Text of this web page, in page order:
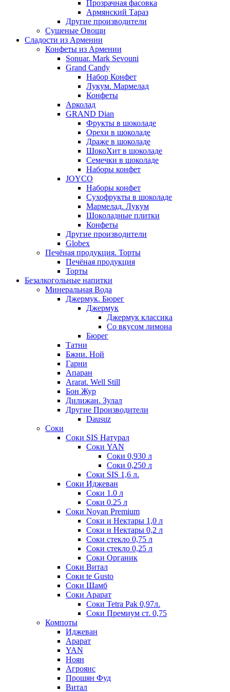
Прозрачная фасовка
Армянский Тараз
Другие производители
Сушеные Овощи
Сладости из Армении
Конфеты из Армении
Sonuar. Mark Sevouni
Grand Candy
Набор Конфет
Лукум. Мармелад
Конфеты
Арколад
GRAND Dian
Фрукты в шоколаде
Орехи в шоколаде
Драже в шоколаде
ШокоХит в шоколаде
Семечки в шоколаде
Наборы конфет
JOYCO
Наборы конфет
Сухофрукты в шоколаде
Мармелад. Лукум
Шоколадные плитки
Конфеты
Другие производители
Globex
Печёная продукция. Торты
Печёная продукция
Торты
Безалкогольные напитки
Минеральная Вода
Джермук. Бюрег
Джермук
Джермук классика
Со вкусом лимона
Бюрег
Татни
Бжни. Ной
Гарни
Апаран
Ararat. Well Still
Бон Жур
Дилижан. Зулал
Другие Производители
Dausuz
Соки
Соки SIS Натурал
Соки YAN
Соки 0,930 л
Соки 0,250 л
Соки SIS 1,6 л.
Соки Иджеван
Соки 1.0 л
Соки 0.25 л
Соки Noyan Premium
Соки и Нектары 1,0 л
Соки и Нектары 0,2 л
Соки стекло 0,75 л
Соки стекло 0,25 л
Соки Органик
Соки Витал
Соки te Gusto
Соки Шамб
Соки Арарат
Соки Tetra Pak 0,97л.
Соки Премиум ст. 0,75
Компоты
Иджеван
Арарат
YAN
Ноян
Агроянс
Прошян Фуд
Витал